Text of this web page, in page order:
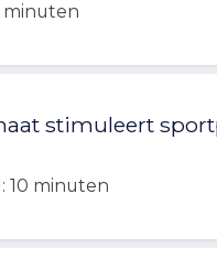
minuten
stimuleert
10 minuten